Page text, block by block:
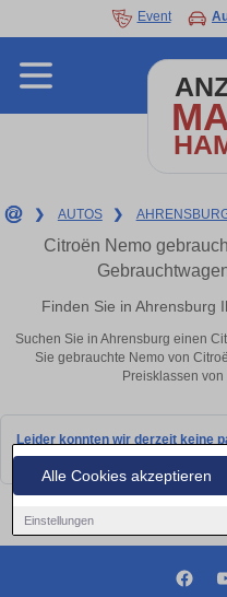
Alle Cookies akzeptieren
Einstellungen
Event
❯ AUTOS ❯
Citroën Nemo
Finden Sie in Ahrensburg
Suchen Sie in Ahrensburg einen
Sie gebrauchte Nemo von
Preisklassen
Leider konnten wir derzeit keine
bald wieder vorbei!